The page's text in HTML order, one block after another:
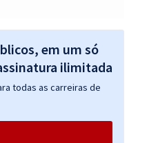
em um só
todas as carreiras de